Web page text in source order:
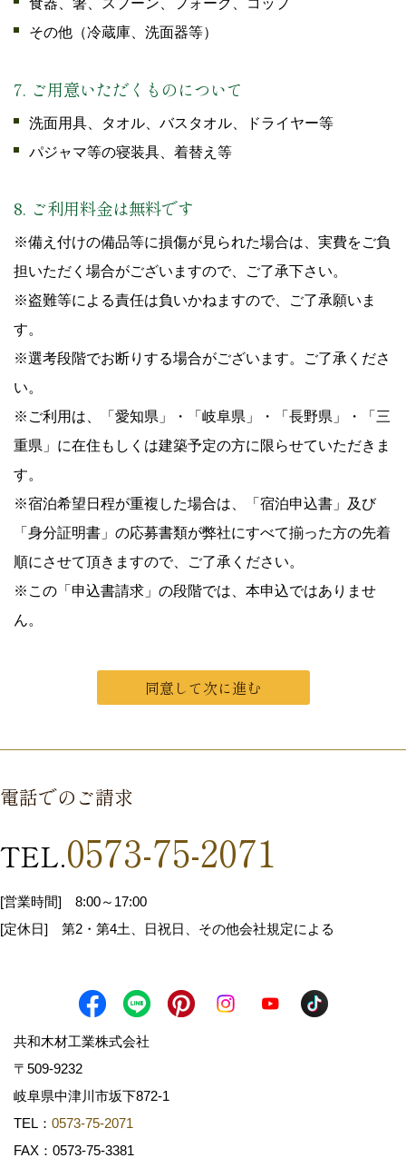
食器、箸、スプーン、フォーク、コップ
その他（冷蔵庫、洗面器等）
7. ご用意いただくものについて
洗面用具、タオル、バスタオル、ドライヤー等
パジャマ等の寝装具、着替え等
8. ご利用料金は無料です
※備え付けの備品等に損傷が見られた場合は、実費をご負
担いただく場合がございますので、ご了承下さい。
※盗難等による責任は負いかねますので、ご了承願いま
す。
※選考段階でお断りする場合がございます。ご了承くださ
い。
※ご利用は、「愛知県」・「岐阜県」・「長野県」・「三
重県」に在住もしくは建築予定の方に限らせていただきま
す。
※宿泊希望日程が重複した場合は、「宿泊申込書」及び
「身分証明書」の応募書類が弊社にすべて揃った方の先着
順にさせて頂きますので、ご了承ください。
※この「申込書請求」の段階では、本申込ではありませ
ん。
同意して次に進む
電話でのご請求
TEL.0573-75-2071
[営業時間] 8:00～17:00
[定休日] 第2・第4土、日祝日、その他会社規定による
共和木材工業株式会社
〒509-9232
岐阜県中津川市坂下872‐1
TEL： 0573-75-2071
FAX：0573-75-3381